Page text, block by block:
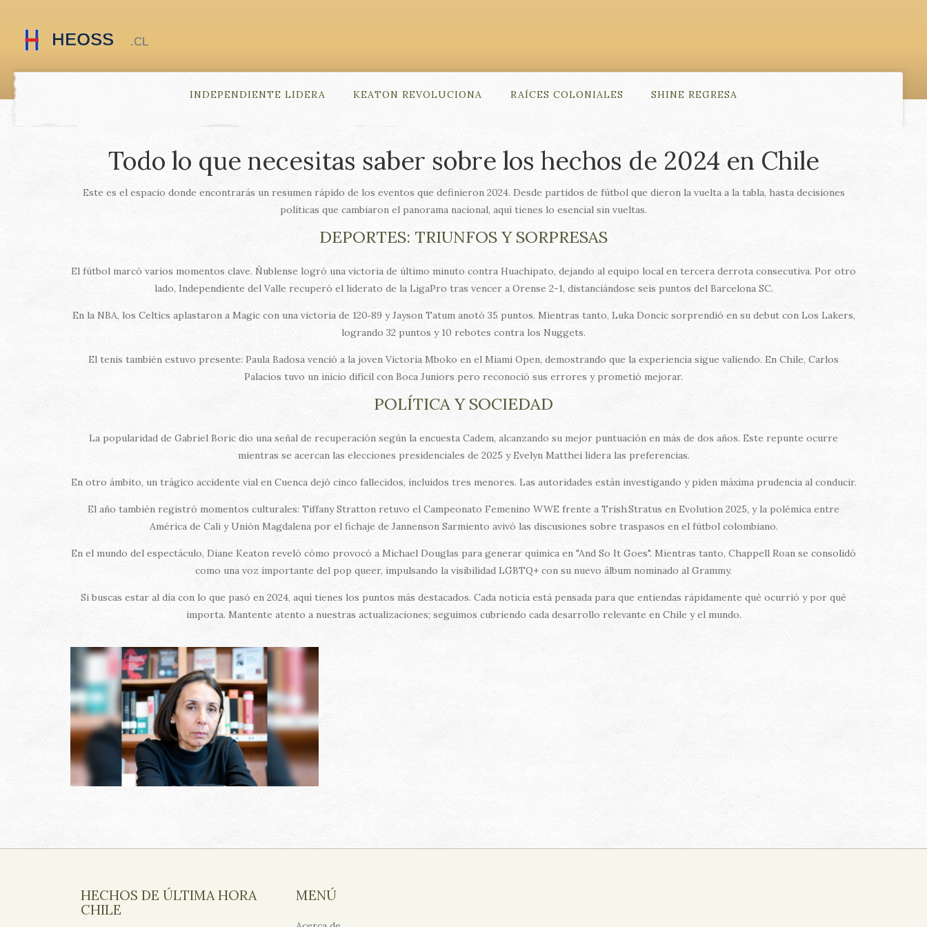
INDEPENDIENTE LIDERA KEATON REVOLUCIONA RAÍCES COLONIALES SHINE REGRESA
Todo lo que necesitas saber sobre los hechos de 2024 en Chile
Este es el espacio donde encontrarás un resumen rápido de los eventos que definieron 2024. Desde partidos de fútbol que dieron la vuelta a la tabla, hasta decisiones
políticas que cambiaron el panorama nacional, aquí tienes lo esencial sin vueltas.
DEPORTES: TRIUNFOS Y SORPRESAS
El fútbol marcó varios momentos clave. Ñublense logró una victoria de último minuto contra Huachipato, dejando al equipo local en tercera derrota consecutiva. Por otro
lado, Independiente del Valle recuperó el liderato de la LigaPro tras vencer a Orense 2-1, distanciándose seis puntos del Barcelona SC.
En la NBA, los Celtics aplastaron a Magic con una victoria de 120‑89 y Jayson Tatum anotó 35 puntos. Mientras tanto, Luka Doncic sorprendió en su debut con Los Lakers,
logrando 32 puntos y 10 rebotes contra los Nuggets.
El tenis también estuvo presente: Paula Badosa venció a la joven Victoria Mboko en el Miami Open, demostrando que la experiencia sigue valiendo. En Chile, Carlos
Palacios tuvo un inicio difícil con Boca Juniors pero reconoció sus errores y prometió mejorar.
POLÍTICA Y SOCIEDAD
La popularidad de Gabriel Boric dio una señal de recuperación según la encuesta Cadem, alcanzando su mejor puntuación en más de dos años. Este repunte ocurre
mientras se acercan las elecciones presidenciales de 2025 y Evelyn Matthei lidera las preferencias.
En otro ámbito, un trágico accidente vial en Cuenca dejó cinco fallecidos, incluidos tres menores. Las autoridades están investigando y piden máxima prudencia al conducir.
El año también registró momentos culturales: Tiffany Stratton retuvo el Campeonato Femenino WWE frente a Trish Stratus en Evolution 2025, y la polémica entre
América de Cali y Unión Magdalena por el fichaje de Jannenson Sarmiento avivó las discusiones sobre traspasos en el fútbol colombiano.
En el mundo del espectáculo, Diane Keaton reveló cómo provocó a Michael Douglas para generar química en "And So It Goes". Mientras tanto, Chappell Roan se consolidó
como una voz importante del pop queer, impulsando la visibilidad LGBTQ+ con su nuevo álbum nominado al Grammy.
Si buscas estar al día con lo que pasó en 2024, aquí tienes los puntos más destacados. Cada noticia está pensada para que entiendas rápidamente qué ocurrió y por qué
importa. Mantente atento a nuestras actualizaciones; seguimos cubriendo cada desarrollo relevante en Chile y el mundo.
HECHOS DE ÚLTIMA HORA
CHILE
MENÚ